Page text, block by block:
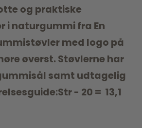
og praktiske
i naturgummi fra En
med logo på
øverst. Støvlerne har
samt udtagelig
- 20 = 13,1